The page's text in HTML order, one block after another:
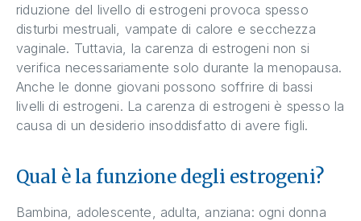
riduzione del livello di estrogeni provoca spesso
disturbi mestruali, vampate di calore e secchezza
vaginale. Tuttavia, la carenza di estrogeni non si
verifica necessariamente solo durante la menopausa.
Anche le donne giovani possono soffrire di bassi
livelli di estrogeni. La carenza di estrogeni è spesso la
causa di un desiderio insoddisfatto di avere figli.
Qual è la funzione degli estrogeni?
Bambina, adolescente, adulta, anziana: ogni donna